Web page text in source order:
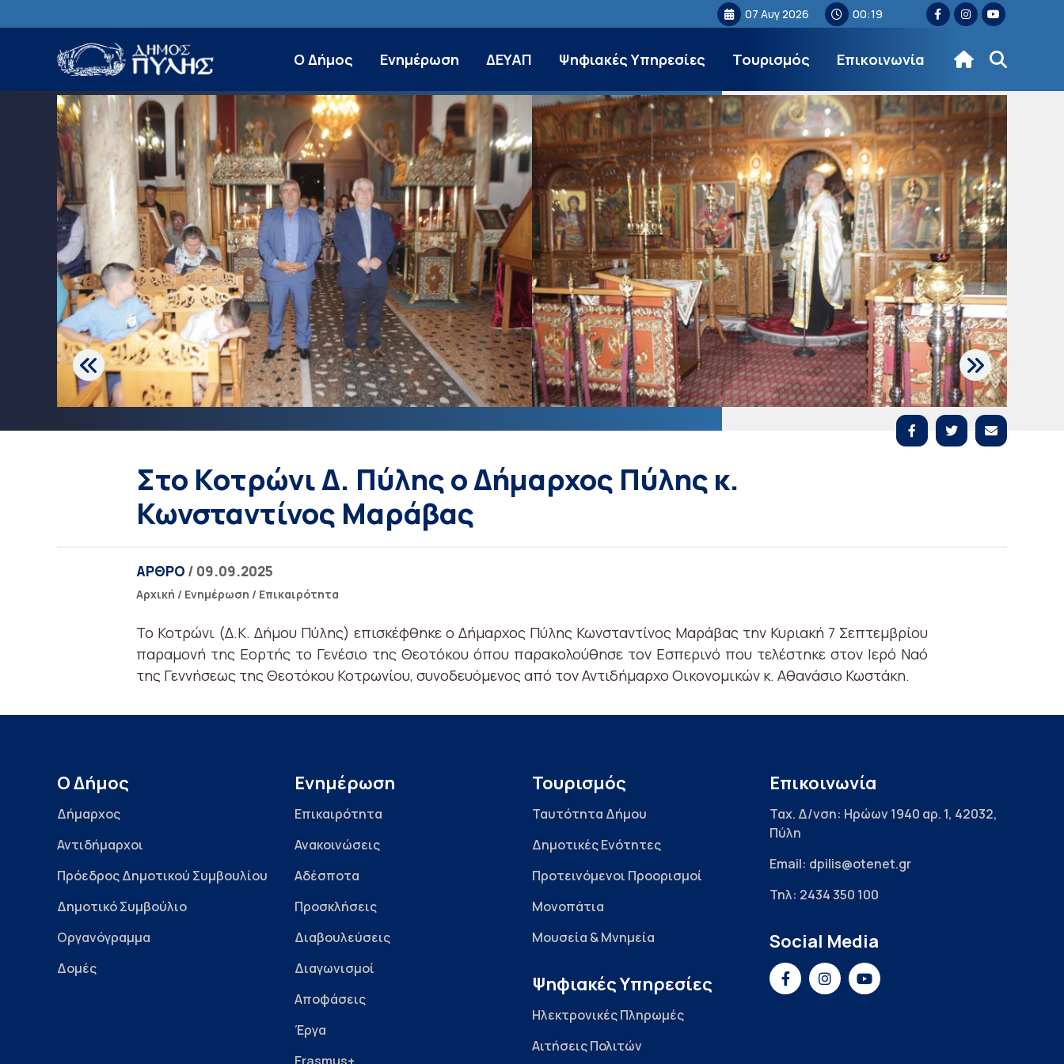
07 Αυγ 2026 00:19
Ο Δήμος Ενημέρωση ΔΕΥΑΠ Ψηφιακές Υπηρεσίες Τουρισμός Επικοινωνία
Στο Κοτρώνι Δ. Πύλης ο Δήμαρχος Πύλης κ.
Κωνσταντίνος Μαράβας
ΑΡΘΡΟ / 09.09.2025
Αρχική / Ενημέρωση / Επικαιρότητα
Το Κοτρώνι (Δ.Κ. Δήμου Πύλης) επισκέφθηκε ο Δήμαρχος Πύλης Κωνσταντίνος Μαράβας την Κυριακή 7 Σεπτεμβρίου
παραμονή της Εορτής το Γενέσιο της Θεοτόκου όπου παρακολούθησε τον Εσπερινό που τελέστηκε στον Ιερό Ναό
της Γεννήσεως της Θεοτόκου Κοτρωνίου, συνοδευόμενος από τον Αντιδήμαρχο Οικονομικών κ. Αθανάσιο Κωστάκη.
Ο Δήμος
Δήμαρχος
Αντιδήμαρχοι
Πρόεδρος Δημοτικού Συμβουλίου
Δημοτικό Συμβούλιο
Οργανόγραμμα
Δομές
Ενημέρωση
Επικαιρότητα
Ανακοινώσεις
Αδέσποτα
Προσκλήσεις
Διαβουλεύσεις
Διαγωνισμοί
Αποφάσεις
Έργα
Τουρισμός
Ταυτότητα Δήμου
Δημοτικές Ενότητες
Προτεινόμενοι Προορισμοί
Μονοπάτια
Μουσεία & Μνημεία
Ψηφιακές Υπηρεσίες
Ηλεκτρονικές Πληρωμές
Αιτήσεις Πολιτών
Επικοινωνία
Ταχ. Δ/νση: Ηρώων 1940 αρ. 1, 42032,
Πύλη
Email: dpilis@otenet.gr
Τηλ: 2434 350 100
Social Media